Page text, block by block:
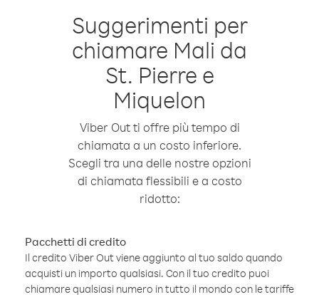
Suggerimenti per
chiamare Mali da
St. Pierre e
Miquelon
Viber Out ti offre più tempo di
chiamata a un costo inferiore.
Scegli tra una delle nostre opzioni
di chiamata flessibili e a costo
ridotto:
Pacchetti di credito
Il credito Viber Out viene aggiunto al tuo saldo quando
acquisti un importo qualsiasi. Con il tuo credito puoi
chiamare qualsiasi numero in tutto il mondo con le tariffe